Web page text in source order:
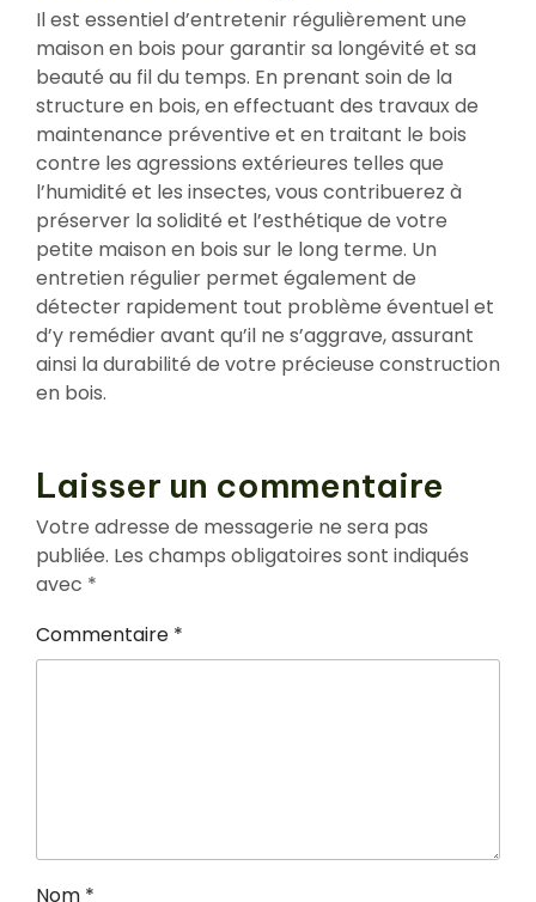
Il est essentiel d’entretenir régulièrement une
maison en bois pour garantir sa longévité et sa
beauté au fil du temps. En prenant soin de la
structure en bois, en effectuant des travaux de
maintenance préventive et en traitant le bois
contre les agressions extérieures telles que
l’humidité et les insectes, vous contribuerez à
préserver la solidité et l’esthétique de votre
petite maison en bois sur le long terme. Un
entretien régulier permet également de
détecter rapidement tout problème éventuel et
d’y remédier avant qu’il ne s’aggrave, assurant
ainsi la durabilité de votre précieuse construction
en bois.
Laisser un commentaire
Votre adresse de messagerie ne sera pas
publiée. Les champs obligatoires sont indiqués
avec *
Commentaire *
Nom *